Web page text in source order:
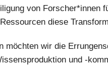
von Forscher*innen
diese
möchten wir die
und -